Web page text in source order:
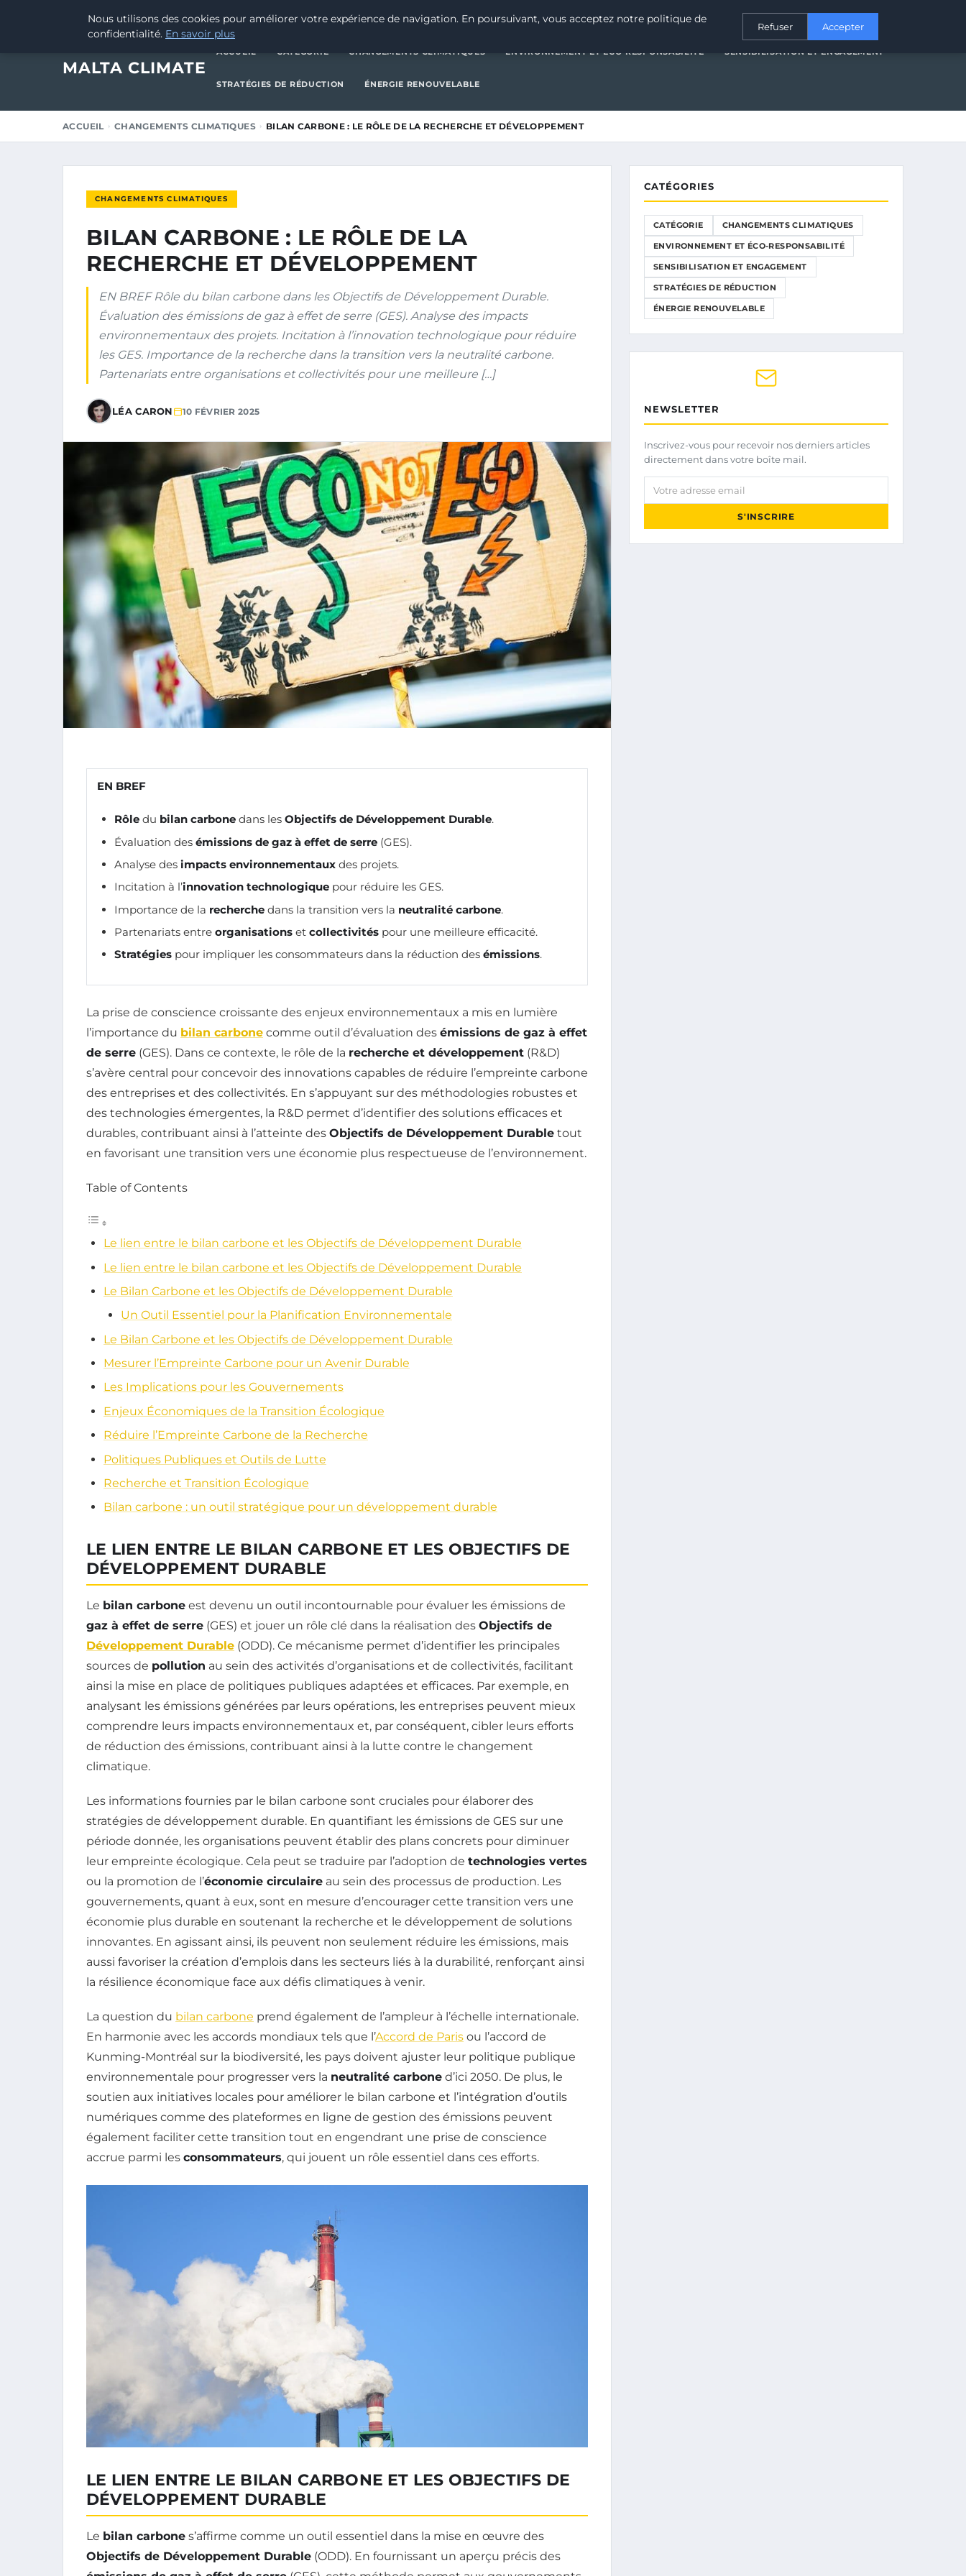
10 FÉVRIER 2025 CATÉGORIE CHANGEMENTS CLIMATIQUES ENVIRONNEMENT ET ÉCO-RESPONSABILITÉSENSIBILISATION ET ENGAGEMENT
MALTA CLIMATE
ACCUEIL CATÉGORIE CHANGEMENTS CLIMATIQUES ENVIRONNEMENT ET ÉCO-RESPONSABILITÉ SENSIBILISATION ET ENGAGEMENT
STRATÉGIES DE RÉDUCTION ÉNERGIE RENOUVELABLE
ACCUEIL CHANGEMENTS CLIMATIQUES BILAN CARBONE : LE RÔLE DE LA RECHERCHE ET DÉVELOPPEMENT
CHANGEMENTS CLIMATIQUES
BILAN CARBONE : LE RÔLE DE LA
RECHERCHE ET DÉVELOPPEMENT
EN BREF Rôle du bilan carbone dans les Objectifs de Développement Durable.
Évaluation des émissions de gaz à effet de serre (GES). Analyse des impacts
environnementaux des projets. Incitation à l’innovation technologique pour réduire
les GES. Importance de la recherche dans la transition vers la neutralité carbone.
Partenariats entre organisations et collectivités pour une meilleure […]
LÉA CARON 10 FÉVRIER 2025
EN BREF
Rôle du bilan carbone dans les Objectifs de Développement Durable.
Évaluation des émissions de gaz à effet de serre (GES).
Analyse des impacts environnementaux des projets.
Incitation à l’innovation technologique pour réduire les GES.
Importance de la recherche dans la transition vers la neutralité carbone.
Partenariats entre organisations et collectivités pour une meilleure efficacité.
Stratégies pour impliquer les consommateurs dans la réduction des émissions.
La prise de conscience croissante des enjeux environnementaux a mis en lumière
l’importance du bilan carbone comme outil d’évaluation des émissions de gaz à effet
de serre (GES). Dans ce contexte, le rôle de la recherche et développement (R&D)
s’avère central pour concevoir des innovations capables de réduire l’empreinte carbone
des entreprises et des collectivités. En s’appuyant sur des méthodologies robustes et
des technologies émergentes, la R&D permet d’identifier des solutions efficaces et
durables, contribuant ainsi à l’atteinte des Objectifs de Développement Durable tout
en favorisant une transition vers une économie plus respectueuse de l’environnement.
Table of Contents
Le lien entre le bilan carbone et les Objectifs de Développement Durable
Le lien entre le bilan carbone et les Objectifs de Développement Durable
Le Bilan Carbone et les Objectifs de Développement Durable
Un Outil Essentiel pour la Planification Environnementale
Le Bilan Carbone et les Objectifs de Développement Durable
Mesurer l’Empreinte Carbone pour un Avenir Durable
Les Implications pour les Gouvernements
Enjeux Économiques de la Transition Écologique
Réduire l’Empreinte Carbone de la Recherche
Politiques Publiques et Outils de Lutte
Recherche et Transition Écologique
Bilan carbone : un outil stratégique pour un développement durable
LE LIEN ENTRE LE BILAN CARBONE ET LES OBJECTIFS DE
DÉVELOPPEMENT DURABLE
Le bilan carbone est devenu un outil incontournable pour évaluer les émissions de
gaz à effet de serre (GES) et jouer un rôle clé dans la réalisation des Objectifs de
Développement Durable (ODD). Ce mécanisme permet d’identifier les principales
sources de pollution au sein des activités d’organisations et de collectivités, facilitant
ainsi la mise en place de politiques publiques adaptées et efficaces. Par exemple, en
analysant les émissions générées par leurs opérations, les entreprises peuvent mieux
comprendre leurs impacts environnementaux et, par conséquent, cibler leurs efforts
de réduction des émissions, contribuant ainsi à la lutte contre le changement
climatique.
Les informations fournies par le bilan carbone sont cruciales pour élaborer des
stratégies de développement durable. En quantifiant les émissions de GES sur une
période donnée, les organisations peuvent établir des plans concrets pour diminuer
leur empreinte écologique. Cela peut se traduire par l’adoption de technologies vertes
ou la promotion de l’économie circulaire au sein des processus de production. Les
gouvernements, quant à eux, sont en mesure d’encourager cette transition vers une
économie plus durable en soutenant la recherche et le développement de solutions
innovantes. En agissant ainsi, ils peuvent non seulement réduire les émissions, mais
aussi favoriser la création d’emplois dans les secteurs liés à la durabilité, renforçant ainsi
la résilience économique face aux défis climatiques à venir.
La question du bilan carbone prend également de l’ampleur à l’échelle internationale.
En harmonie avec les accords mondiaux tels que l’Accord de Paris ou l’accord de
Kunming-Montréal sur la biodiversité, les pays doivent ajuster leur politique publique
environnementale pour progresser vers la neutralité carbone d’ici 2050. De plus, le
soutien aux initiatives locales pour améliorer le bilan carbone et l’intégration d’outils
numériques comme des plateformes en ligne de gestion des émissions peuvent
également faciliter cette transition tout en engendrant une prise de conscience
accrue parmi les consommateurs, qui jouent un rôle essentiel dans ces efforts.
LE LIEN ENTRE LE BILAN CARBONE ET LES OBJECTIFS DE
DÉVELOPPEMENT DURABLE
Le bilan carbone s’affirme comme un outil essentiel dans la mise en œuvre des
Objectifs de Développement Durable (ODD). En fournissant un aperçu précis des
CATÉGORIES
CATÉGORIE CHANGEMENTS CLIMATIQUES
ENVIRONNEMENT ET ÉCO-RESPONSABILITÉ
SENSIBILISATION ET ENGAGEMENT
STRATÉGIES DE RÉDUCTION
ÉNERGIE RENOUVELABLE
NEWSLETTER
Inscrivez-vous pour recevoir nos derniers articles
directement dans votre boîte mail.
Votre adresse email
S'INSCRIRE
Nous utilisons des cookies pour améliorer votre expérience de navigation. En poursuivant, vous acceptez notre politique de
confidentialité. En savoir plus
Refuser Accepter